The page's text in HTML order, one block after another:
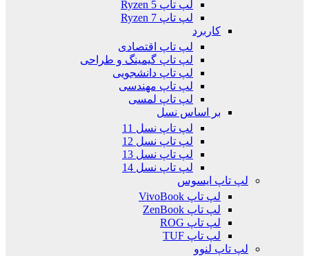
لپ تاپ Ryzen 5
لپ تاپ Ryzen 7
کاربرد
لپ تاپ اقتصادی
لپ تاپ گیمینگ و طراحی
لپ تاپ دانشجویی
لپ تاپ مهندسی
لپ تاپ لمسی
بر اساس نسل
لپ تاپ نسل 11
لپ تاپ نسل 12
لپ تاپ نسل 13
لپ تاپ نسل 14
لپ تاپ ایسوس
لپ تاپ VivoBook
لپ تاپ ZenBook
لپ تاپ ROG
لپ تاپ TUF
لپ تاپ لنوو